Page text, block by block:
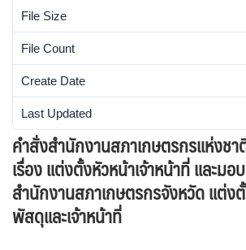
Search
for:
File Size
File Count
Create Date
Last Updated
คำสั่งสำนักงานสภาเกษตรกรแห่งช
เรื่อง แต่งตั้งหัวหน้าเจ้าหน้าที่ และมอ
สำนักงานสภาเกษตรกรจังหวัด แต่ง
พัสดุและเจ้าหน้าที่